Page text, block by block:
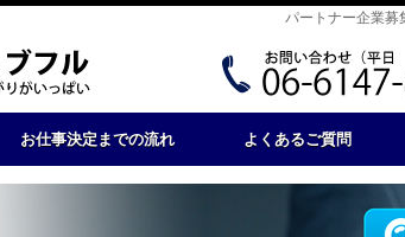
パートナー企業募
お仕事決定までの流れ よくあるご質問